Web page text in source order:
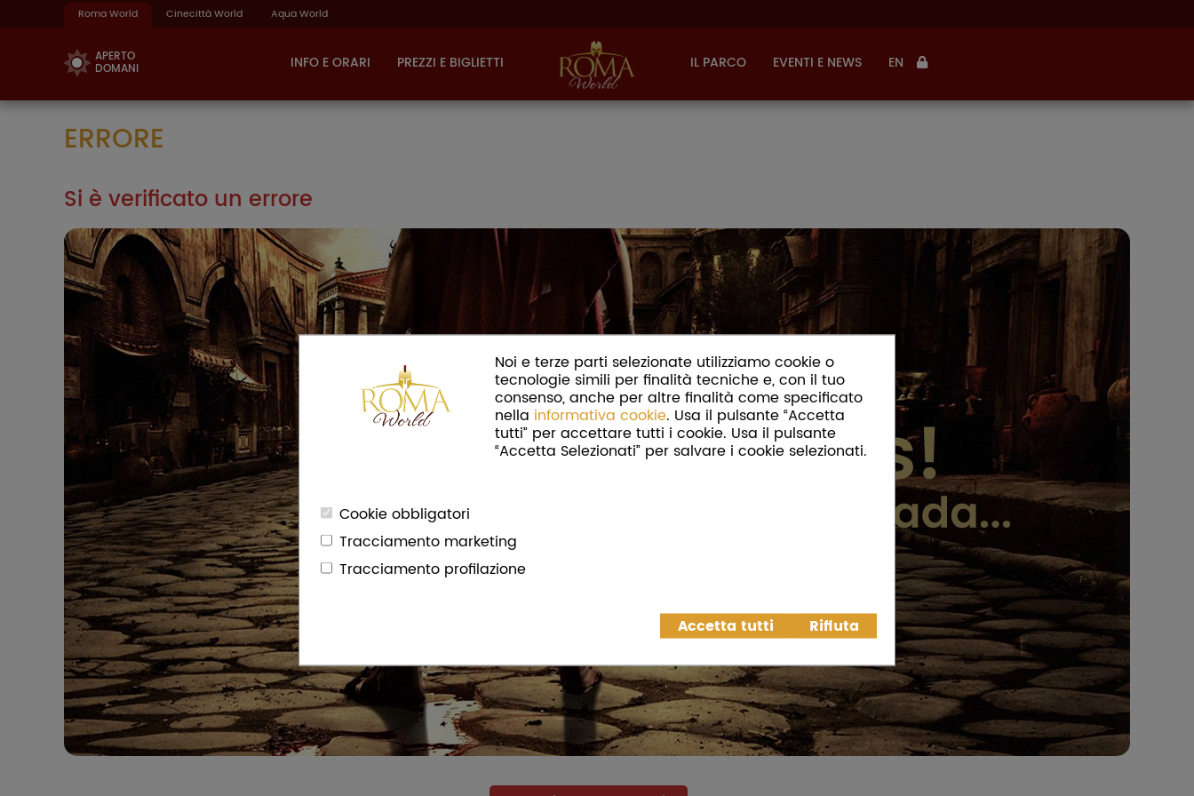
Noi e terze parti selezionate utilizziamo cookie o
tecnologie simili per finalità tecniche e, con il tuo
consenso, anche per altre finalità come specificato
nella informativa cookie. Usa il pulsante “Accetta
tutti” per accettare tutti i cookie. Usa il pulsante
“Accetta Selezionati” per salvare i cookie selezionati.
Cookie obbligatori
Tracciamento marketing
Tracciamento profilazione
Accetta tutti Rifiuta
Roma World Cinecittà World Aqua World
APERTO
DOMANI INFO E ORARI PREZZI E BIGLIETTI IL PARCO EVENTI E NEWS EN
ERRORE
Si è verificato un errore